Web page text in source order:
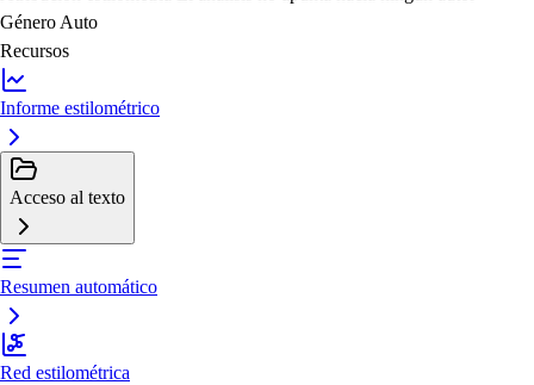
Género Auto
Recursos
Informe estilométrico
Acceso al texto
Resumen automático
Red estilométrica